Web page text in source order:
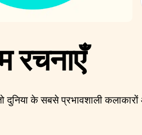
रचनाएँ
दुनिया के सबसे प्रभावशाली